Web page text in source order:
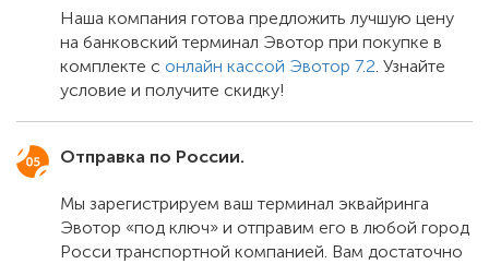
Наша компания готова предложить лучшую цену
на банковский терминал Эвотор при покупке в
комплекте с онлайн кассой Эвотор 7.2. Узнайте
условие и получите скидку!
Отправка по России.
Мы зарегистрируем ваш терминал эквайринга
Эвотор «под ключ» и отправим его в любой город
Росси транспортной компанией. Вам достаточно